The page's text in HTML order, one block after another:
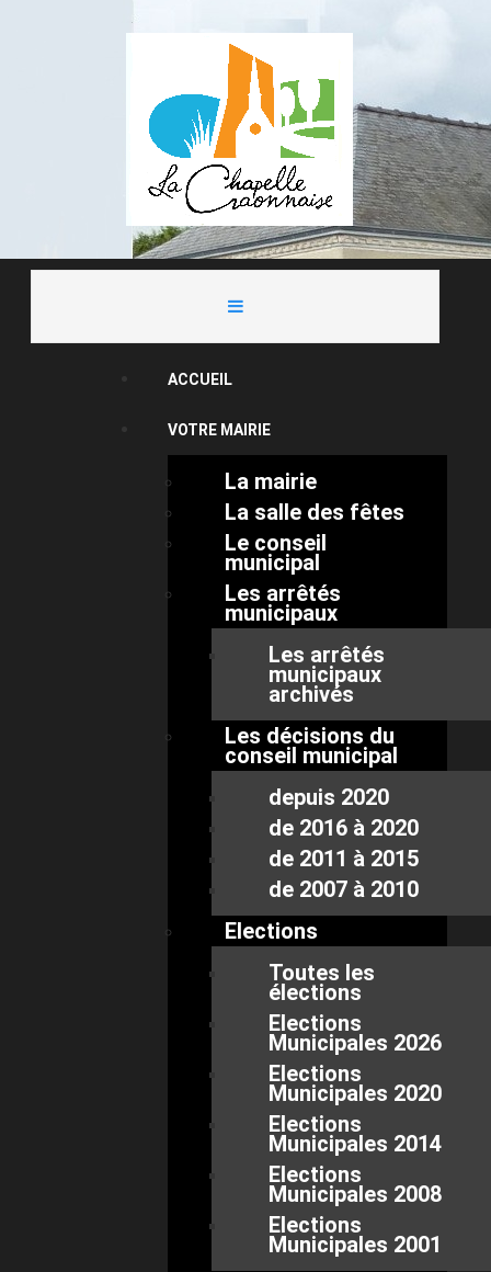
ACCUEIL
VOTRE MAIRIE
La mairie
La salle des fêtes
Le conseil
municipal
Les arrêtés
municipaux
Les arrêtés
municipaux
archivés
Les décisions du
conseil municipal
depuis 2020
de 2016 à 2020
de 2011 à 2015
de 2007 à 2010
Elections
Toutes les
élections
Elections
Municipales 2026
Elections
Municipales 2020
Elections
Municipales 2014
Elections
Municipales 2008
Elections
Municipales 2001